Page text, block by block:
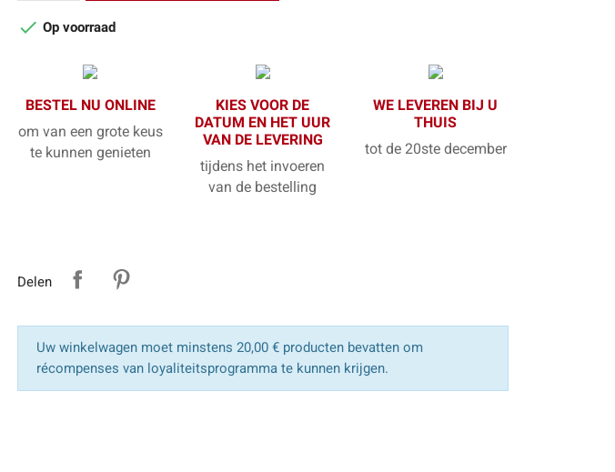
 Op voorraad
BESTEL NU ONLINE
om van een grote keus
te kunnen genieten
KIES VOOR DE
DATUM EN HET UUR
VAN DE LEVERING
tijdens het invoeren
van de bestelling
WE LEVEREN BIJ U
THUIS
tot de 20ste december
Delen
Uw winkelwagen moet minstens 20,00 € producten bevatten om
récompenses van loyaliteitsprogramma te kunnen krijgen.